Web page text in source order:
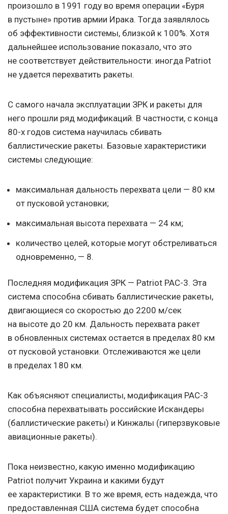
произошло в 1991 году во время операции «Буря
в пустыне» против армии Ирака. Тогда заявлялось
об эффективности системы, близкой к 100%. Хотя
дальнейшее использование показало, что это
не соответствует действительности: иногда Patriot
не удается перехватить ракеты.
С самого начала эксплуатации ЗРК и ракеты для
него прошли ряд модификаций. В частности, с конца
80-х годов система научилась сбивать
баллистические ракеты. Базовые характеристики
системы следующие:
максимальная дальность перехвата цели — 80 км
от пусковой установки;
максимальная высота перехвата — 24 км;
количество целей, которые могут обстреливаться
одновременно, — 8.
Последняя модификация ЗРК — Patriot РАС-3. Эта
система способна сбивать баллистические ракеты,
двигающиеся со скоростью до 2200 м/сек
на высоте до 20 км. Дальность перехвата ракет
в обновленных системах остается в пределах 80 км
от пусковой установки. Отслеживаются же цели
в пределах 180 км.
Как объясняют специалисты, модификация РАС-3
способна перехватывать российские Искандеры
(баллистические ракеты) и Кинжалы (гиперзвуковые
авиационные ракеты).
Пока неизвестно, какую именно модификацию
Patriot получит Украина и какими будут
ее характеристики. В то же время, есть надежда, что
предоставленная США система будет способна